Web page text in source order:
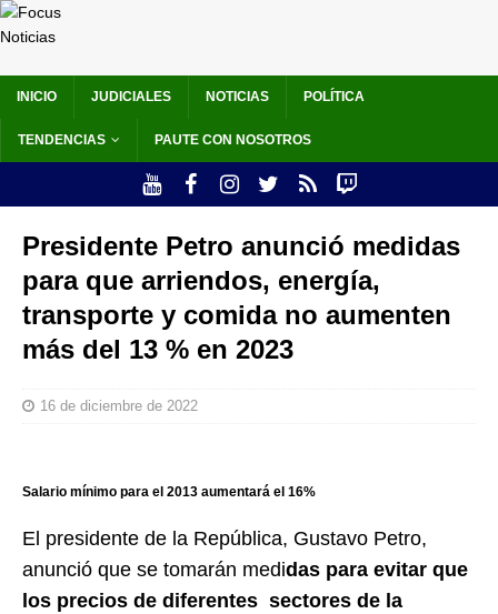
INICIO JUDICIALES NOTICIAS POLÍTICA
TENDENCIAS PAUTE CON NOSOTROS
Presidente Petro anunció medidas
para que arriendos, energía,
transporte y comida no aumenten
más del 13 % en 2023
16 de diciembre de 2022
Salario mínimo para el 2013 aumentará el 16%
El presidente de la República, Gustavo Petro,
anunció que se tomarán medidas para evitar que
los precios de diferentes sectores de la